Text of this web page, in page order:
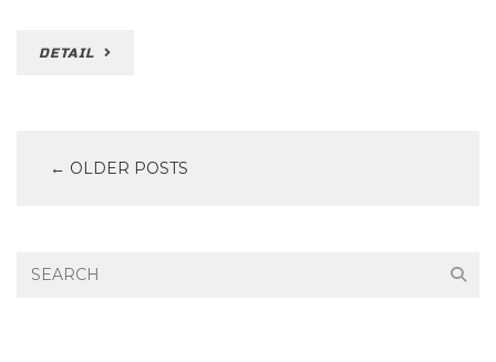
DETAIL
← OLDER POSTS